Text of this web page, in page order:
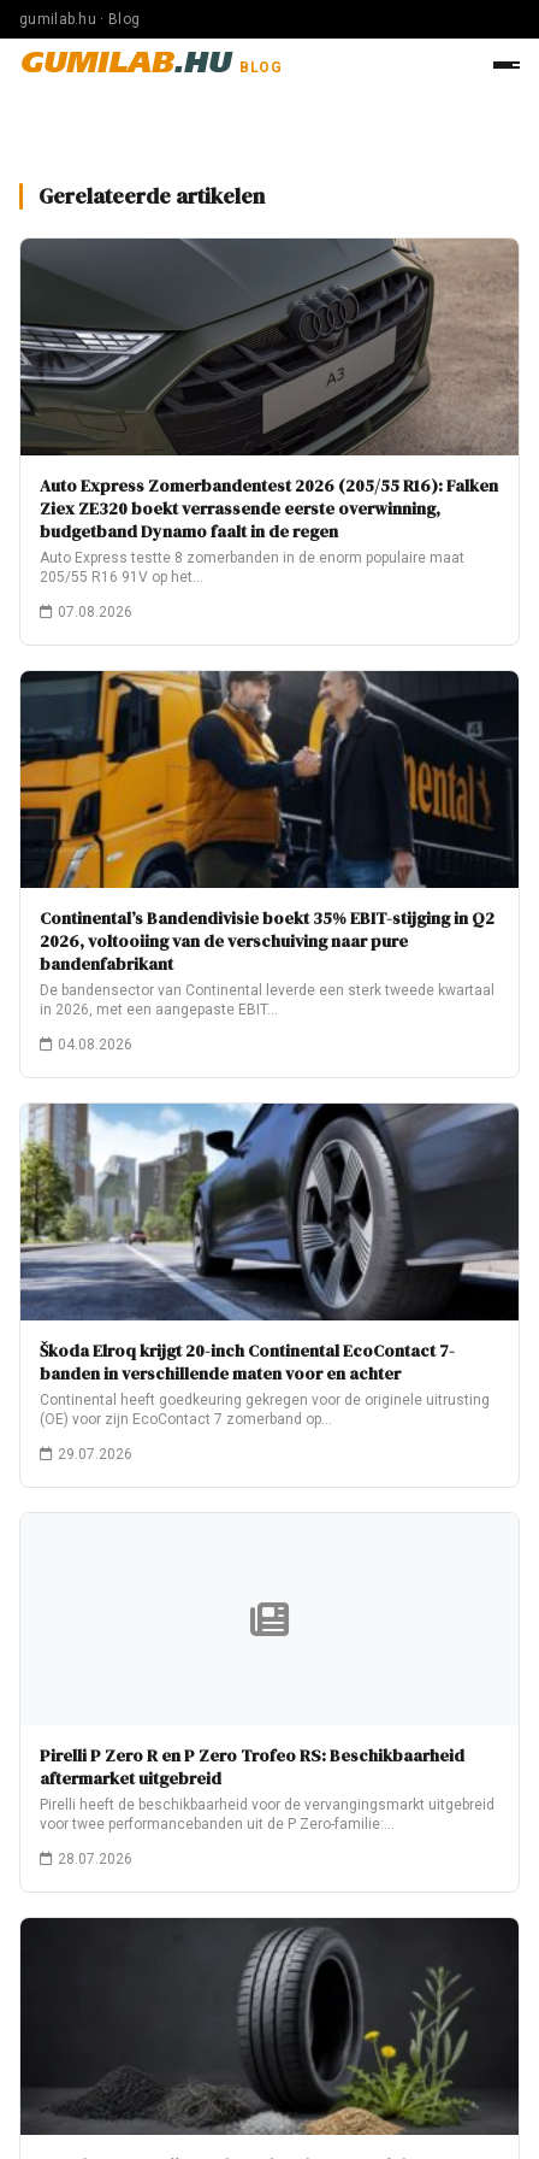
gumilab.hu · Blog
GUMILAB.HU BLOG
Gerelateerde artikelen
Auto Express Zomerbandentest 2026 (205/55 R16): Falken
Ziex ZE320 boekt verrassende eerste overwinning,
budgetband Dynamo faalt in de regen
Auto Express testte 8 zomerbanden in de enorm populaire maat
205/55 R16 91V op het…
07.08.2026
Continental’s Bandendivisie boekt 35% EBIT-stijging in Q2
2026, voltooiing van de verschuiving naar pure
bandenfabrikant
De bandensector van Continental leverde een sterk tweede kwartaal
in 2026, met een aangepaste EBIT…
04.08.2026
Škoda Elroq krijgt 20-inch Continental EcoContact 7-
banden in verschillende maten voor en achter
Continental heeft goedkeuring gekregen voor de originele uitrusting
(OE) voor zijn EcoContact 7 zomerband op…
29.07.2026
Pirelli P Zero R en P Zero Trofeo RS: Beschikbaarheid
aftermarket uitgebreid
Pirelli heeft de beschikbaarheid voor de vervangingsmarkt uitgebreid
voor twee performancebanden uit de P Zero-familie:…
28.07.2026